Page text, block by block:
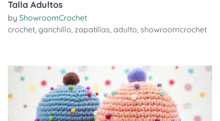
Talla Adultos
by ShowroomCrochet
crochet, ganchillo, zapatillas, adulto, showroomcrochet